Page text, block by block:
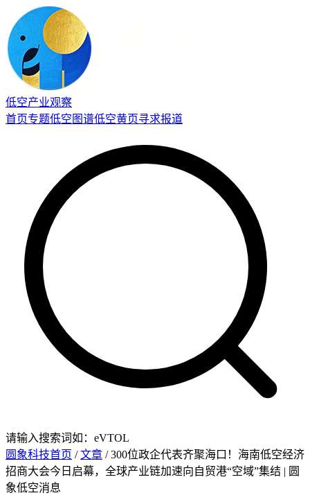
低空产业观察
首页专题低空图谱低空黄页寻求报道
请输入搜索词如：eVTOL
圆象科技首页 /文章 / 300位政企代表齐聚海口！海南低空经济
招商大会今日启幕，全球产业链加速向自贸港“空域”集结 | 圆
象低空消息